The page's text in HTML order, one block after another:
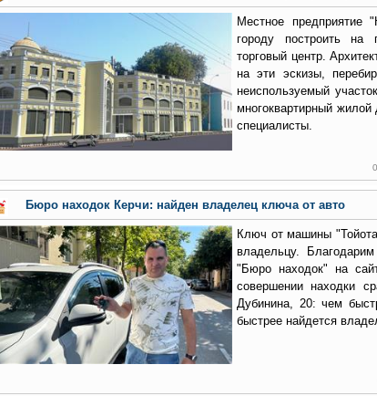
Местное предприятие
городу построить на
торговый центр.
на эти эскизы,
неиспользуемый
многоквартирный жилой
специалисты.
Бюро находок Керчи: найден владелец ключа от авто
Ключ от машины
владельцу.
"Бюро находок" на
совершении находки
Дубинина, 20: чем
быстрее найдется